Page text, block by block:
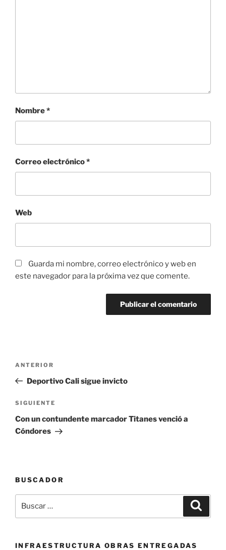
Nombre*
Correo electrónico*
Web
Guarda mi nombre, correo electrónico y web en
este navegador para la próxima vez que comente.
entradas
Entrada
anterior:
ANTERIOR
Deportivo Cali sigue invicto
Siguiente
entrada
SIGUIENTE
Con un contundente marcador Titanes venció a
Cóndores
BUSCADOR
por:
INFRAESTRUCTURA OBRAS ENTREGADAS